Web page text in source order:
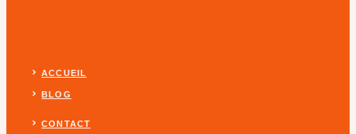
ACCUEIL
BLOG
CONTACT